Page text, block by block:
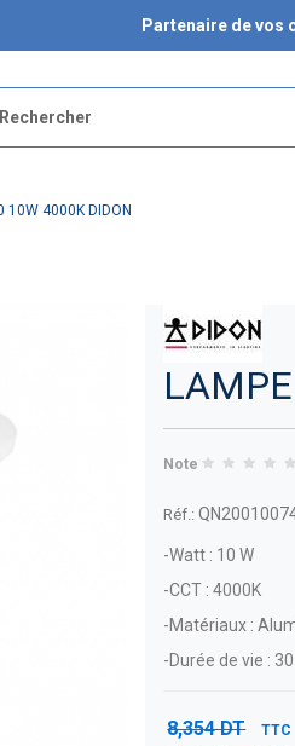
Partenaire de vos
10W 4000K DIDON
Note
Réf.:
-Watt : 10 W
-CCT : 4000K
-Matériaux :
-Durée de vie :
8,354 DT TTC